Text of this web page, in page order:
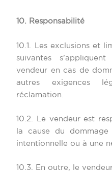
10. Responsabilité
10.1. Les exclusions et
suivantes
vendeur en cas de
autres exigences
réclamation.
10.2. Le vendeur est
la cause du
intentionnelle ou à une
10.3. En outre, le